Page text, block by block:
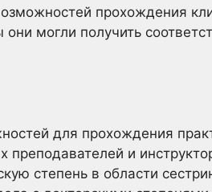
прохождения
могли получить
для прохождения
и
степень в области